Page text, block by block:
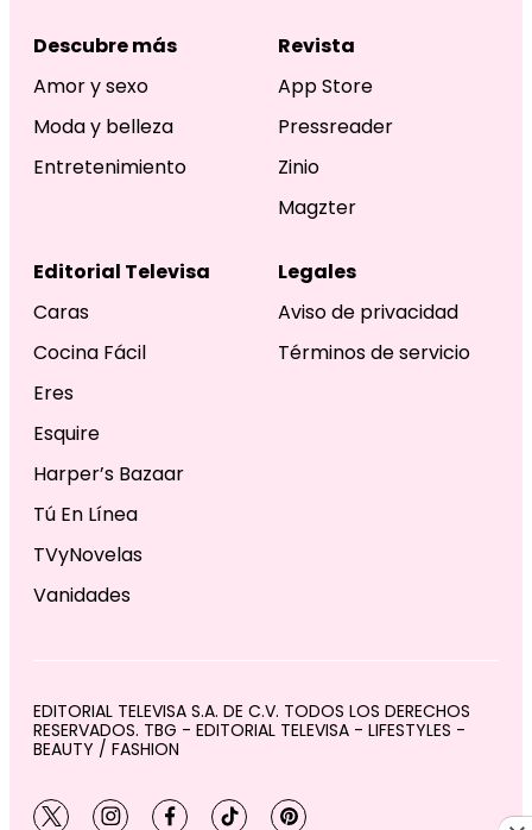
Descubre más
Amor y sexo
Moda y belleza
Entretenimiento
Revista
App Store
Pressreader
Zinio
Magzter
Editorial Televisa
Caras
Cocina Fácil
Eres
Esquire
Harper’s Bazaar
Tú En Línea
TVyNovelas
Vanidades
Legales
Aviso de privacidad
Términos de servicio
EDITORIAL TELEVISA S.A. DE C.V. TODOS LOS DERECHOS
RESERVADOS. TBG - EDITORIAL TELEVISA - LIFESTYLES -
BEAUTY / FASHION